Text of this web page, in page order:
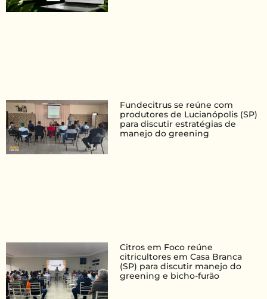
Fundecitrus se reúne com
produtores de Lucianópolis (SP)
para discutir estratégias de
manejo do greening
Citros em Foco reúne
citricultores em Casa Branca
(SP) para discutir manejo do
greening e bicho-furão